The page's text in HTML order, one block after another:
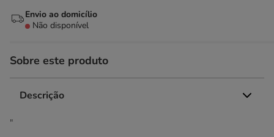
Envio ao domicílio
Não disponível
Sobre este produto
Descrição
"